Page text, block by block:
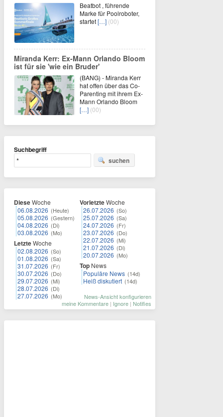
Beatbot , führende
Marke für Poolroboter,
startet[…] (00)
Miranda Kerr: Ex-Mann Orlando Bloom
ist für sie 'wie ein Bruder'
(BANG) - Miranda Kerr
hat offen über das Co-
Parenting mit ihrem Ex-
Mann Orlando Bloom
[…] (00)
Suchbegriff
suchen
DieseWoche
06.08.2026 (Heute)
05.08.2026 (Gestern)
04.08.2026 (Di)
03.08.2026 (Mo)
LetzteWoche
02.08.2026 (So)
01.08.2026 (Sa)
31.07.2026 (Fr)
30.07.2026 (Do)
29.07.2026 (Mi)
28.07.2026 (Di)
27.07.2026 (Mo)
VorletzteWoche
26.07.2026 (So)
25.07.2026 (Sa)
24.07.2026 (Fr)
23.07.2026 (Do)
22.07.2026 (Mi)
21.07.2026 (Di)
20.07.2026 (Mo)
Top News
Populäre News (14d)
Heiß diskutiert (14d)
News-Ansicht konfigurieren
meine Kommentare | Ignore | Notifies